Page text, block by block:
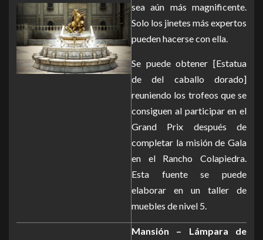
sea aún más magnificente.
Solo los jinetes más expertos
pueden hacerse con ella.
Se puede obtener [Estatua
de del caballo dorado]
reuniendo los trofeos que se
consiguen al participar en el
Grand Prix después de
completar la misión de Gala
en el Rancho Colapiedra.
Esta fuente se puede
elaborar en un taller de
muebles de nivel 5.
Mansión – Lámpara de